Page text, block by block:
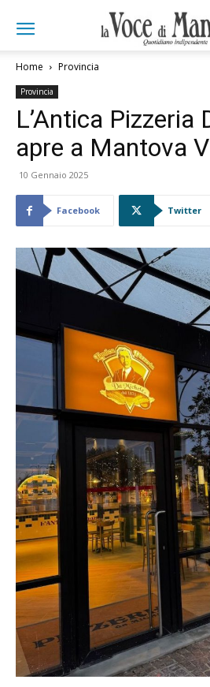
Home Provincia
Provincia
L’Antica Pizzeria
apre a Mantova
10 Gennaio 2025
Facebook Twitter